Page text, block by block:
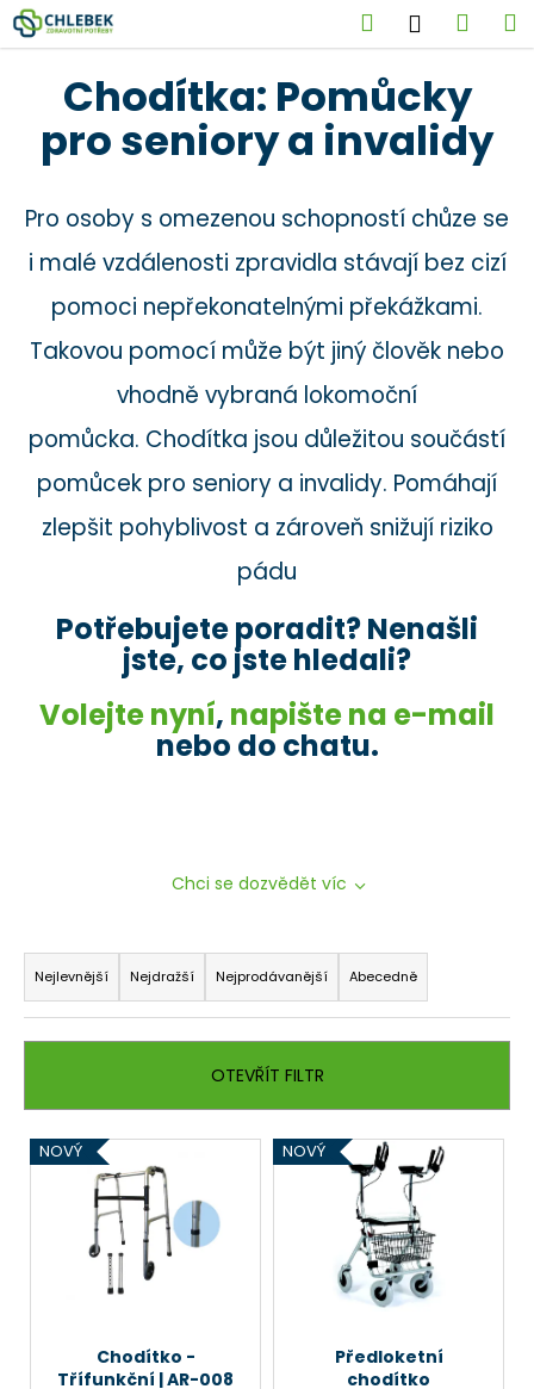
Přejít
na
obsah
Hledat
Chodítka: Pomůcky
pro seniory a invalidy
Pro osoby s omezenou schopností chůze se
i malé vzdálenosti zpravidla stávají bez cizí
pomoci nepřekonatelnými překážkami.
Takovou pomocí může být jiný člověk nebo
vhodně vybraná lokomoční
pomůcka. Chodítka jsou důležitou součástí
pomůcek pro seniory a invalidy. Pomáhají
zlepšit pohyblivost a zároveň snižují riziko
pádu
Potřebujete poradit? Nenašli
jste, co jste hledali?
Volejte nyní, napište na e-mail
nebo do chatu.
Chci se dozvědět víc
Ř
a
z
e
í
p
r
Nejlevnější Nejdražší Nejprodávanější Abecedně
OTEVŘÍT FILTR
V
ý
NOVÝ
Chodítko -
Třífunkční | AR-008
NOVÝ
Předloketní
chodítko
K
o
C
o
t
b
e
e
p
o
r
u